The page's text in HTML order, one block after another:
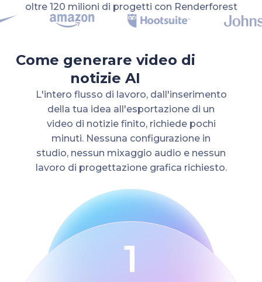
oltre 120 milioni di progetti con Renderforest
Come generare video di
notizie AI
L'intero flusso di lavoro, dall'inserimento
della tua idea all'esportazione di un
video di notizie finito, richiede pochi
minuti. Nessuna configurazione in
studio, nessun mixaggio audio e nessun
lavoro di progettazione grafica richiesto.
1